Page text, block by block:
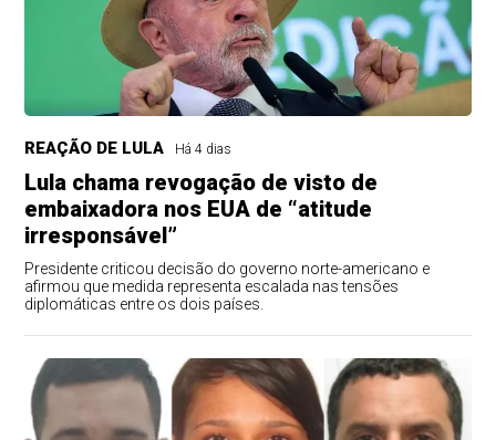
REAÇÃO DE LULA Há 4 dias
Lula chama revogação de visto de
embaixadora nos EUA de “atitude
irresponsável”
Presidente criticou decisão do governo norte-americano e
afirmou que medida representa escalada nas tensões
diplomáticas entre os dois países.